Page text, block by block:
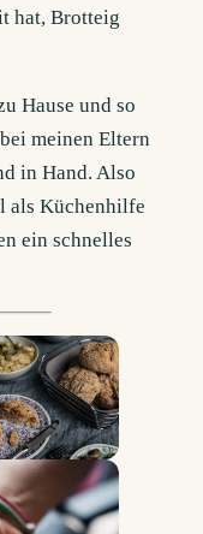
hat, Brotteig
Hause und so
meinen Eltern
in Hand. Also
als Küchenhilfe
ein schnelles